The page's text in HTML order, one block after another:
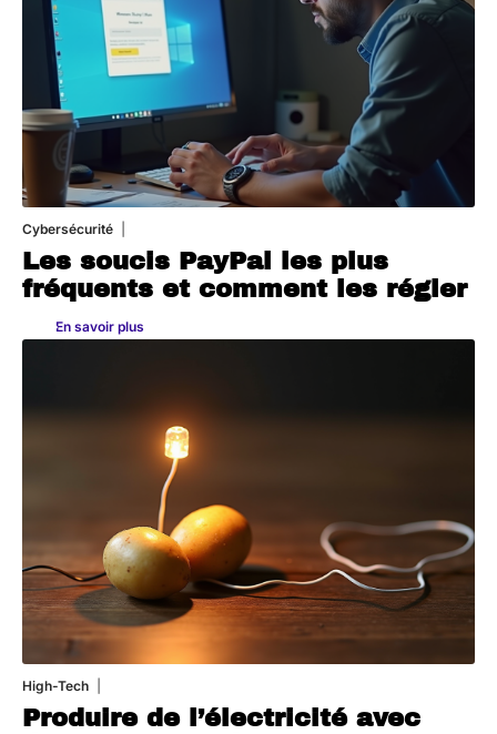
Cybersécurité
Les soucis PayPal les plus
fréquents et comment les régler
En savoir plus
High-Tech
Produire de l’électricité avec